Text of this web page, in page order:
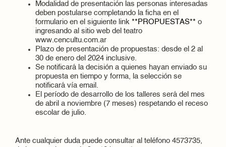
Modalidad de presentación las personas interesadas
deben postularse completando la ficha en el
formulario en el siguiente link **PROPUESTAS** o
ingresando al sitio web del teatro
www.cencultu.com.ar
Plazo de presentación de propuestas: desde el 2 al
30 de enero del 2024 inclusive.
Se notificará la decisión a quienes hayan enviado su
propuesta en tiempo y forma, la selección se
notificará vía email.
El período de desarrollo de los talleres será del mes
de abril a noviembre (7 meses) respetando el receso
escolar de julio.
Ante cualquier duda puede consultar al teléfono 4573735,